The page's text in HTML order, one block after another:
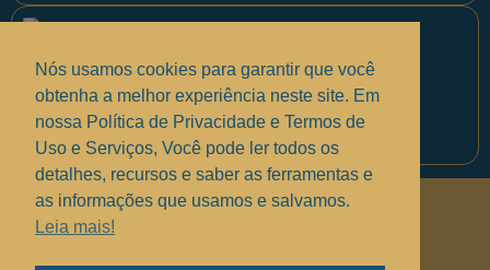
Equipe PontoPM
Políticas de Privacidade.
Nós usamos cookies para garantir que você
obtenha a melhor experiência neste site. Em
nossa Política de Privacidade e Termos de
Uso e Serviços, Você pode ler todos os
detalhes, recursos e saber as ferramentas e
as informações que usamos e salvamos.
Leia mais!